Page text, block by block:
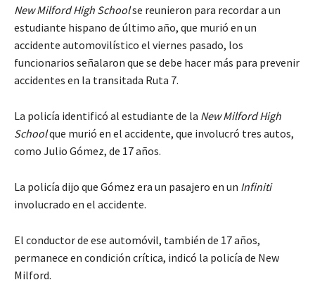
New Milford High Schoolse reunieron para recordar a un
estudiante hispano de último año, que murió en un
accidente automovilístico el viernes pasado, los
funcionarios señalaron que se debe hacer más para prevenir
accidentes en la transitada Ruta 7.
La policía identificó al estudiante de la New Milford High
Schoolque murió en el accidente, que involucró tres autos,
como Julio Gómez, de 17 años.
La policía dijo que Gómez era un pasajero en un Infiniti
involucrado en el accidente.
El conductor de ese automóvil, también de 17 años,
permanece en condición crítica, indicó la policía de New
Milford.